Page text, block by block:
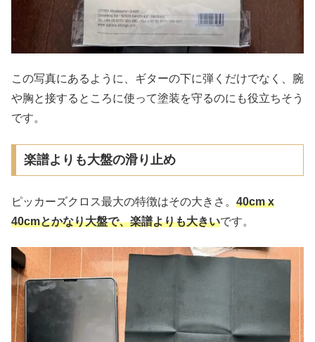
この写真にあるように、ギターの下に弾くだけでなく、腕
や胸と接するところに使って塗装を守るのにも役立ちそう
です。
楽譜よりも大盤の滑り止め
ピッカーズクロス最大の特徴はその大きさ。 40cm x
40cmとかなり大盤で、楽譜よりも大きいです。